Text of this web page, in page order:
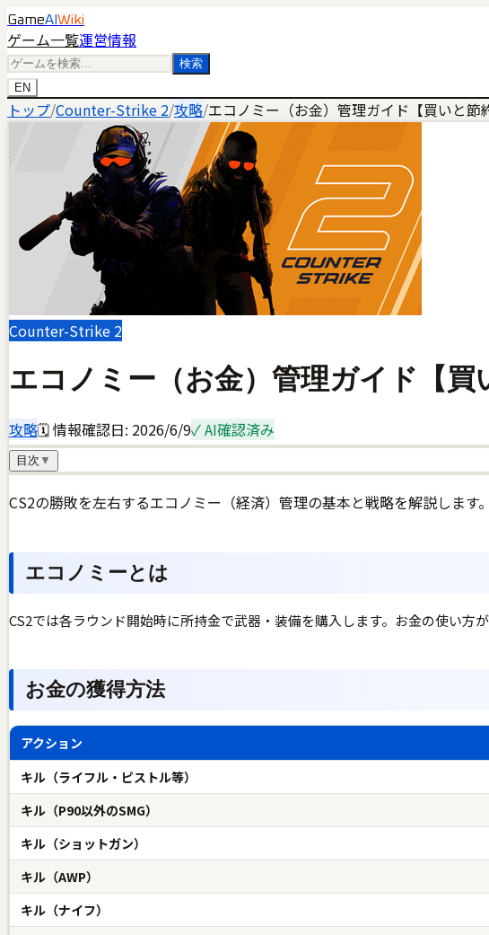
GameAI Wiki
ゲーム一覧運営情報
検索
EN
トップ/Counter-Strike 2/攻略/エコノミー（お金）管理ガイド【買いと節
Counter-Strike 2
エコノミー（お金）管理ガイド【買
攻略🗓 情報確認日: 2026/6/9✓ AI確認済み
目次 ▼
CS2の勝敗を左右するエコノミー（経済）管理の基本と戦略を解説します。
エコノミーとは
CS2では各ラウンド開始時に所持金で武器・装備を購入します。お金の使い方
お金の獲得方法
アクション
キル（ライフル・ピストル等）
キル（P90以外のSMG）
キル（ショットガン）
キル（AWP）
キル（ナイフ）